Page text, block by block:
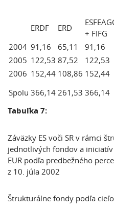
ERDF ERD
+ FIFG
2004 91,16 65,11 91,16
2005 122,53 87,52 122,53
2006 152,44 108,86 152,44
Spolu 366,14 261,53 366,14
Tabuľka 7:
Záväzky ES voči SR v rámci
jednotlivých fondov a iniciatív
EUR podľa predbežného
z 10. júla 2002
Štrukturálne fondy podľa